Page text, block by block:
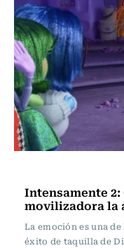
Intensamente
movilizadora la
La emoción es una
éxito de taquilla de